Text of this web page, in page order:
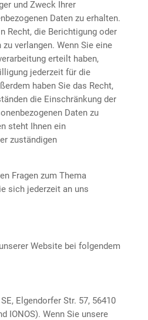
und Zweck Ihrer
Daten zu erhalten.
Recht, die Berichtigung oder
verlangen. Wenn Sie eine
erteilt haben,
jederzeit für die
haben Sie das Recht,
die Einschränkung der
Daten zu
steht Ihnen ein
zuständigen
Fragen zum Thema
sich jederzeit an uns
Website bei folgendem
Elgendorfer Str. 57, 56410
IONOS). Wenn Sie unsere